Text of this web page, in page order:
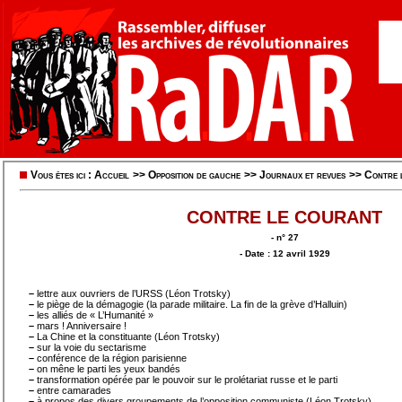
Vous êtes ici : Accueil >> Opposition de gauche >> Journaux et revues >> Contre
CONTRE LE COURANT
- n° 27
- Date : 12 avril 1929
– lettre aux ouvriers de l’URSS (Léon Trotsky)
– le piège de la démagogie (la parade militaire. La fin de la grève d’Halluin)
– les alliés de « L’Humanité »
– mars ! Anniversaire !
– La Chine et la constituante (Léon Trotsky)
– sur la voie du sectarisme
– conférence de la région parisienne
– on mêne le parti les yeux bandés
– transformation opérée par le pouvoir sur le prolétariat russe et le parti
– entre camarades